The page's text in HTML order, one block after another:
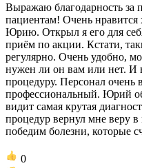
Выражаю благодарность за
пациентам! Очень нравится
Юрию. Открыл я его для
приём по акции. Кстати,
регулярно. Очень удобно,
нужен ли он вам или нет. И
процедуру. Персонал
профессиональный. Юрий
видит самая крутая
процедур вернул мне веру
победим болезни, которые
0